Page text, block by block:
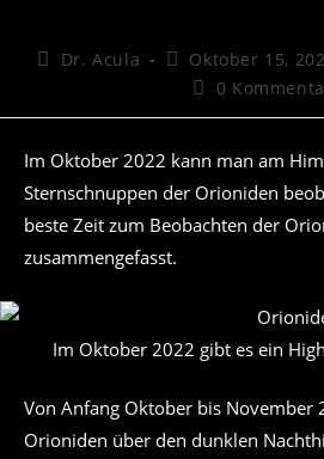
Beitrags-
Dr. Acula
Beitrag
veröffentlicht:
Oktober 15,
Beitrags-
0
Im Oktober 2022 kann man am
Sternschnuppen der Orioniden
beste Zeit zum Beobachten der
zusammengefasst.
Im Oktober 2022 gibt es ein
Von Anfang Oktober bis November
Orioniden über den dunklen